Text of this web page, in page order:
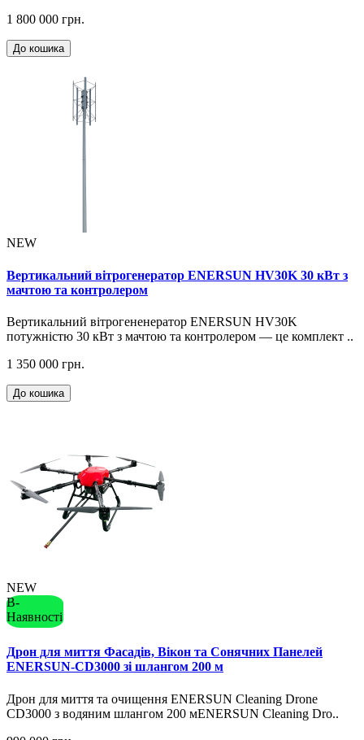
1 800 000 грн.
До кошика
NEW
Вертикальний вітрогенератор ENERSUN HV30K 30 кВт з
мачтою та контролером
Вертикальний вітрогененератор ENERSUN HV30K
потужністю 30 кВт з мачтою та контролером — це комплект ..
1 350 000 грн.
До кошика
NEW
В-
Наявності
Дрон для миття Фасадів, Вікон та Сонячних Панелей
ENERSUN-CD3000 зі шлангом 200 м
Дрон для миття та очищення ENERSUN Cleaning Drone
CD3000 з водяним шлангом 200 мENERSUN Cleaning Dro..